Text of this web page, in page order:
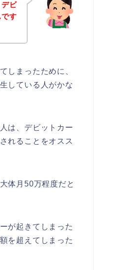
ビ
す
しまったために、
している人がかな
は、デビットカー
れることをオスス
体月50万程度だと
が起きてしまった
を超えてしまった